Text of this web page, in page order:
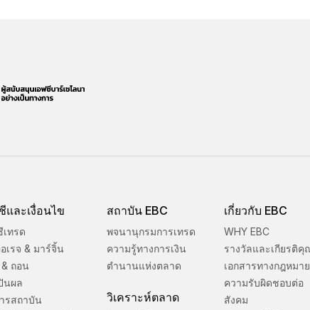
ละเงื่อนไข
ทรด
อเรจ & มาร์จิ้น
ถอน
นผล
รสถาบัน
สถาบัน EBC
พจนานุกรมการเทรด
ความรู้ทางการเงิน
ตำนานแห่งตลาด
วิเคราะห์ตลาด
เกี่ยวกับ EBC
WHY EBC
รางวัลและเกียรติคุ
เอกสารทางกฎหมาย
ความรับผิดชอบต่อ
สังคม